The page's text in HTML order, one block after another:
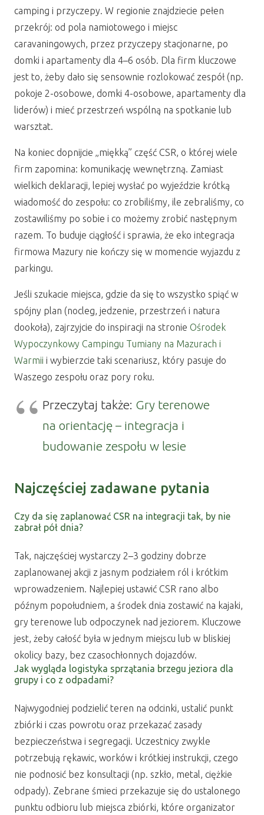
camping i przyczepy. W regionie znajdziecie pełen
przekrój: od pola namiotowego i miejsc
caravaningowych, przez przyczepy stacjonarne, po
domki i apartamenty dla 4–6 osób. Dla firm kluczowe
jest to, żeby dało się sensownie rozlokować zespół (np.
pokoje 2-osobowe, domki 4-osobowe, apartamenty dla
liderów) i mieć przestrzeń wspólną na spotkanie lub
warsztat.
Na koniec dopnijcie „miękką” część CSR, o której wiele
firm zapomina: komunikację wewnętrzną. Zamiast
wielkich deklaracji, lepiej wysłać po wyjeździe krótką
wiadomość do zespołu: co zrobiliśmy, ile zebraliśmy, co
zostawiliśmy po sobie i co możemy zrobić następnym
razem. To buduje ciągłość i sprawia, że eko integracja
firmowa Mazury nie kończy się w momencie wyjazdu z
parkingu.
Jeśli szukacie miejsca, gdzie da się to wszystko spiąć w
spójny plan (nocleg, jedzenie, przestrzeń i natura
dookoła), zajrzyjcie do inspiracji na stronie Ośrodek
Wypoczynkowy Campingu Tumiany na Mazurach i
Warmii i wybierzcie taki scenariusz, który pasuje do
Waszego zespołu oraz pory roku.
Przeczytaj także: Gry terenowe
na orientację – integracja i
budowanie zespołu w lesie
Najczęściej zadawane pytania
Czy da się zaplanować CSR na integracji tak, by nie
zabrał pół dnia?
Tak, najczęściej wystarczy 2–3 godziny dobrze
zaplanowanej akcji z jasnym podziałem ról i krótkim
wprowadzeniem. Najlepiej ustawić CSR rano albo
późnym popołudniem, a środek dnia zostawić na kajaki,
gry terenowe lub odpoczynek nad jeziorem. Kluczowe
jest, żeby całość była w jednym miejscu lub w bliskiej
okolicy bazy, bez czasochłonnych dojazdów.
Jak wygląda logistyka sprzątania brzegu jeziora dla
grupy i co z odpadami?
Najwygodniej podzielić teren na odcinki, ustalić punkt
zbiórki i czas powrotu oraz przekazać zasady
bezpieczeństwa i segregacji. Uczestnicy zwykle
potrzebują rękawic, worków i krótkiej instrukcji, czego
nie podnosić bez konsultacji (np. szkło, metal, ciężkie
odpady). Zebrane śmieci przekazuje się do ustalonego
punktu odbioru lub miejsca zbiórki, które organizator